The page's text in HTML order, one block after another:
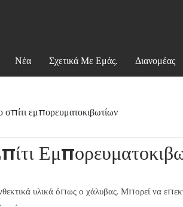
Νέα Σχετικά Με Εμάς. Διανομέας
εμπορευματοκιβωτίων
υλικά όπως ο χάλυβας. Μπορεί να